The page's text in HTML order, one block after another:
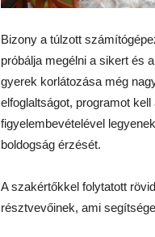
Bizony a túlzott
próbálja megélni a sikert és
gyerek korlátozása még
elfoglaltságot, programot
figyelembevételével
boldogság érzését.
A szakértőkkel folytatott
résztvevőinek, ami